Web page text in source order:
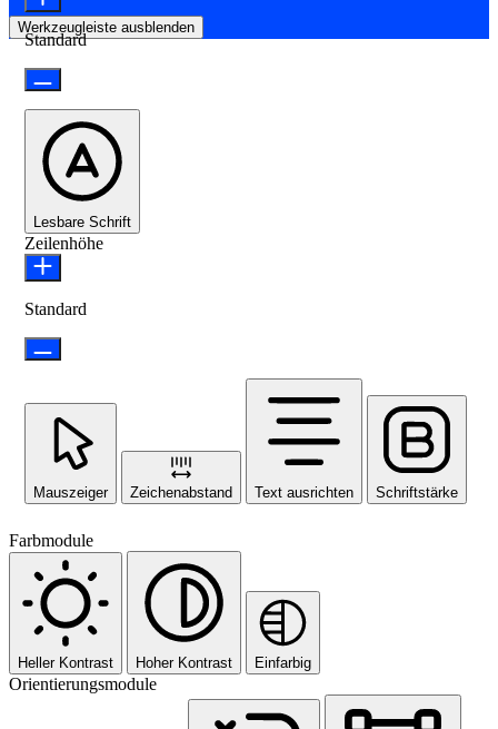
Werkzeugleiste ausblenden
Standard
Lesbare Schrift
Zeilenhöhe
Standard
Mauszeiger Zeichenabstand Text ausrichten Schriftstärke
Farbmodule
Heller Kontrast Hoher Kontrast Einfarbig
Orientierungsmodule